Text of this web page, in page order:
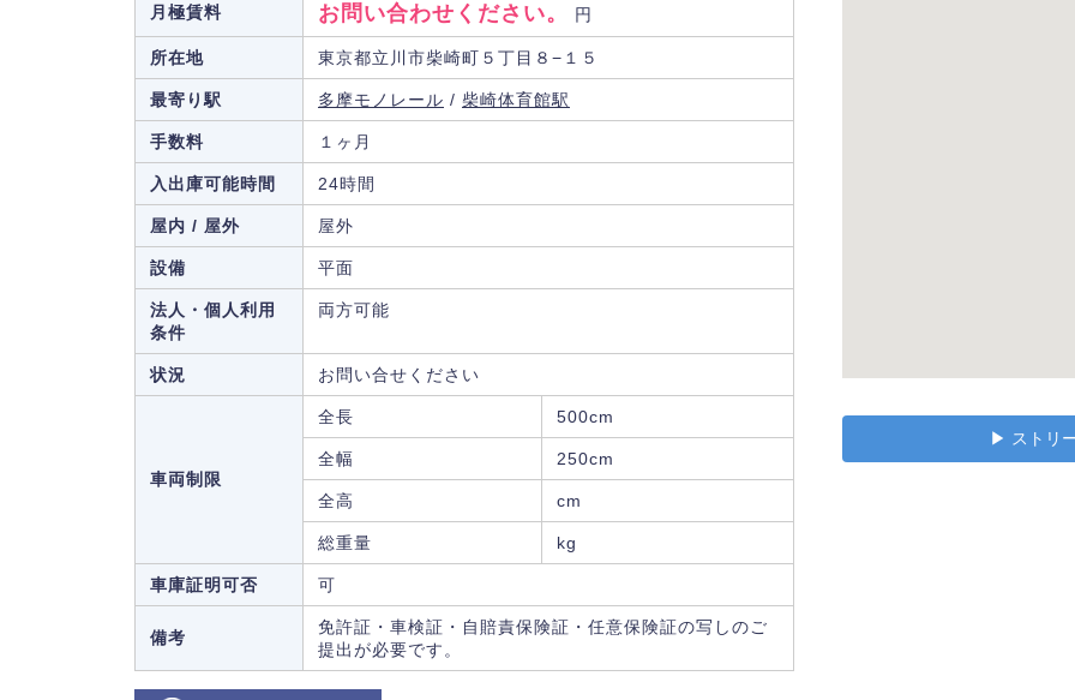
月極賃料 お問い合わせください。 円
所在地 東京都立川市柴崎町５丁目８−１５
最寄り駅 多摩モノレール / 柴崎体育館駅
手数料 １ヶ月
入出庫可能時間 24時間
屋内 / 屋外 屋外
設備 平面
法人・個人利用
条件
両方可能
状況 お問い合せください
車両制限
全長 500cm
全幅 250cm
全高 cm
総重量 kg
車庫証明可否 可
備考
免許証・車検証・自賠責保険証・任意保険証の写しのご
提出が必要です。
▶︎ ストリ